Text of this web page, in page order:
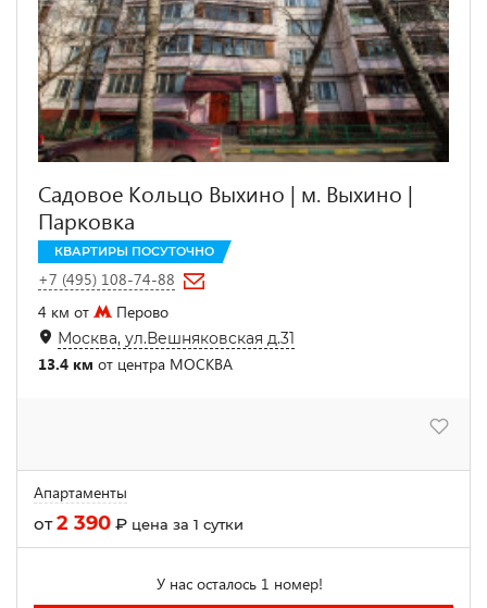
Садовое Кольцо Выхино | м. Выхино |
Парковка
КВАРТИРЫ ПОСУТОЧНО
+7 (495) 108-74-88
4 км от
Перово
Москва, ул.Вешняковская д.31
13.4 км от центра МОСКВА
Апартаменты
от2 390 ₽ цена за 1 сутки
У нас осталось 1 номер!